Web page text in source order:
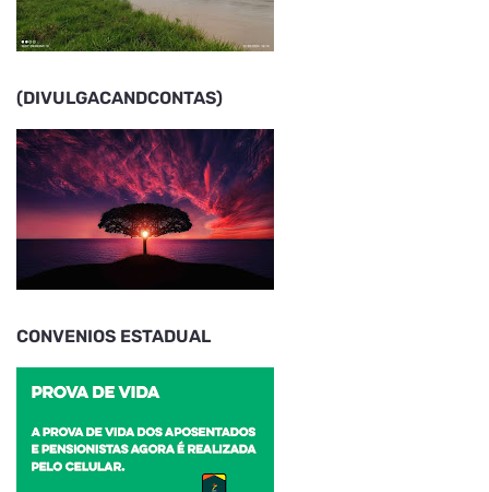
(DIVULGACANDCONTAS)
CONVENIOS ESTADUAL